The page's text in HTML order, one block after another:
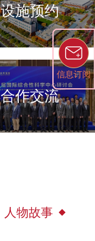
设施预约
合作交流
人物故事
信息订阅